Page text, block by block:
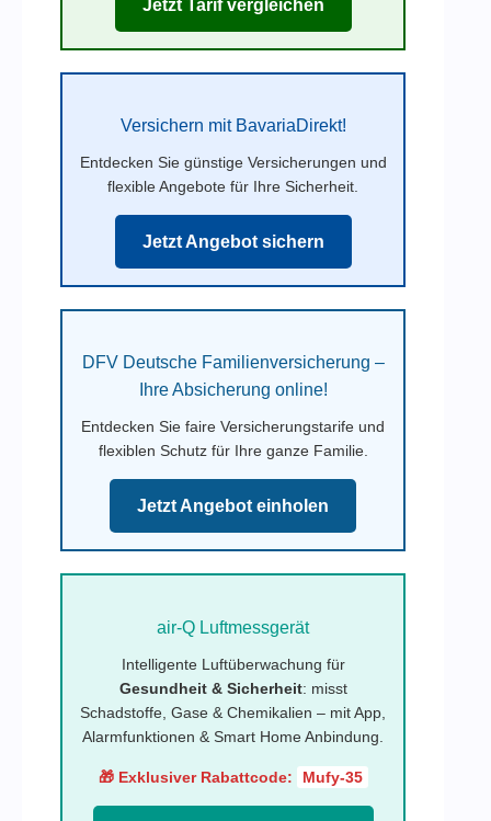
Jetzt Tarif vergleichen
Versichern mit BavariaDirekt!
Entdecken Sie günstige Versicherungen und
flexible Angebote für Ihre Sicherheit.
Jetzt Angebot sichern
DFV Deutsche Familienversicherung –
Ihre Absicherung online!
Entdecken Sie faire Versicherungstarife und
flexiblen Schutz für Ihre ganze Familie.
Jetzt Angebot einholen
air-Q Luftmessgerät
Intelligente Luftüberwachung für
Gesundheit & Sicherheit: misst
Schadstoffe, Gase & Chemikalien – mit App,
Alarmfunktionen & Smart Home Anbindung.
🎁 Exklusiver Rabattcode: Mufy-35